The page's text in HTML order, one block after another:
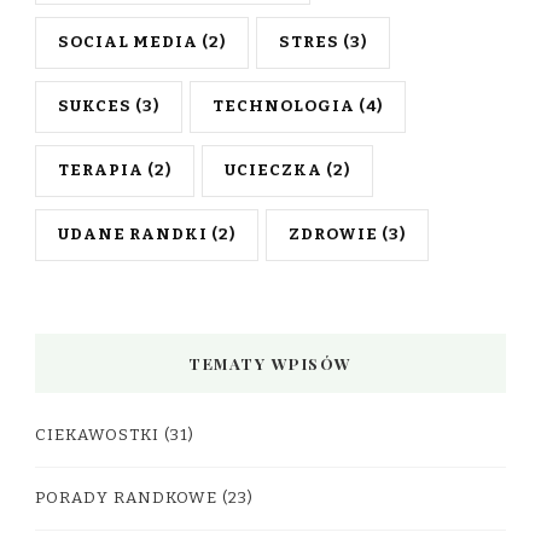
SOCIAL MEDIA (2) STRES (3)
SUKCES (3) TECHNOLOGIA (4)
TERAPIA (2) UCIECZKA (2)
UDANE RANDKI (2) ZDROWIE (3)
TEMATY WPISÓW
CIEKAWOSTKI (31)
PORADY RANDKOWE (23)